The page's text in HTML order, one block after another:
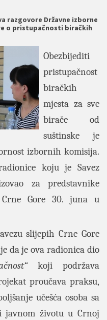
razgovore Državne izborne
o pristupačnosti biračkih
Obezbijediti
pristupačnost
biračkih
mjesta za sve
birače od
suštinske je
izbornih komisija.
koju je Savez
za predstavnike
Gore 30. juna u
slijepih Crne Gore
da je ova radionica dio
koji podržava
proučava praksu,
učešća osoba sa
životu u Crnoj